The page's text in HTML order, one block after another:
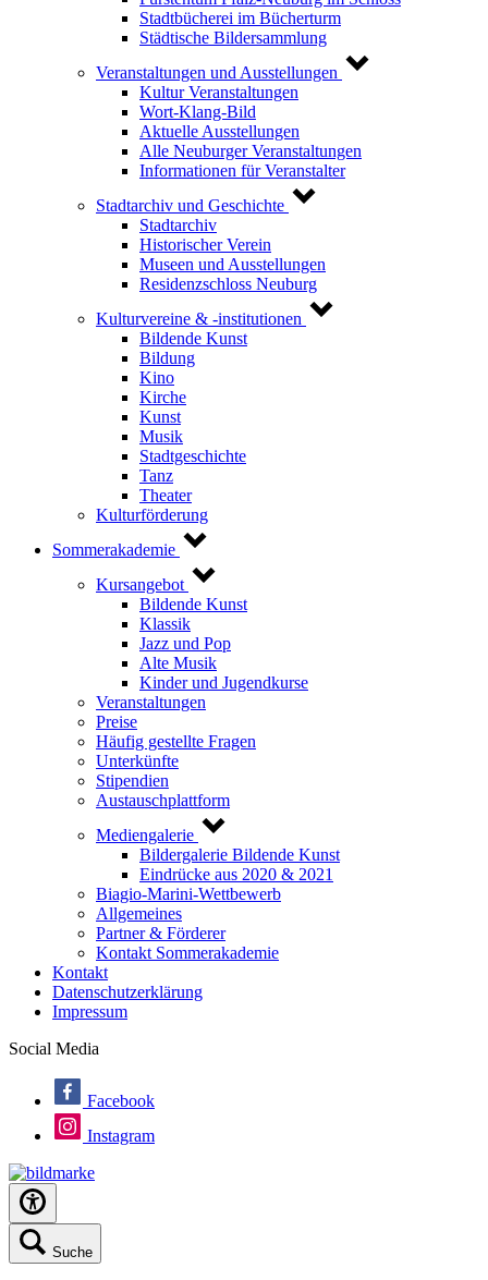
Stadtbücherei im Bücherturm
Städtische Bildersammlung
Veranstaltungen und Ausstellungen
Kultur Veranstaltungen
Wort-Klang-Bild
Aktuelle Ausstellungen
Alle Neuburger Veranstaltungen
Informationen für Veranstalter
Stadtarchiv und Geschichte
Stadtarchiv
Historischer Verein
Museen und Ausstellungen
Residenzschloss Neuburg
Kulturvereine & -institutionen
Bildende Kunst
Bildung
Kino
Kirche
Kunst
Musik
Stadtgeschichte
Tanz
Theater
Kulturförderung
Sommerakademie
Kursangebot
Bildende Kunst
Klassik
Jazz und Pop
Alte Musik
Kinder und Jugendkurse
Veranstaltungen
Preise
Häufig gestellte Fragen
Unterkünfte
Stipendien
Austauschplattform
Mediengalerie
Bildergalerie Bildende Kunst
Eindrücke aus 2020 & 2021
Biagio-Marini-Wettbewerb
Allgemeines
Partner & Förderer
Kontakt Sommerakademie
Kontakt
Datenschutzerklärung
Impressum
Social Media
Facebook
Instagram
Suche